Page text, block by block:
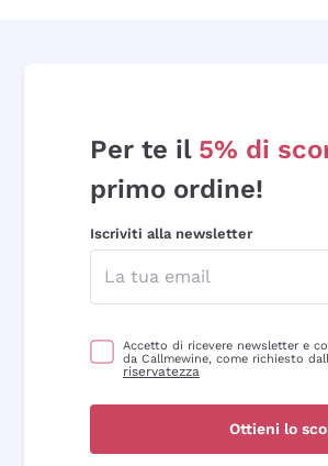
Per te il 5% di
primo ordine!
Iscriviti alla newsletter
Accetto di ricevere newsletter e
da Callmewine, come richiesto
riservatezza
Ottieni lo